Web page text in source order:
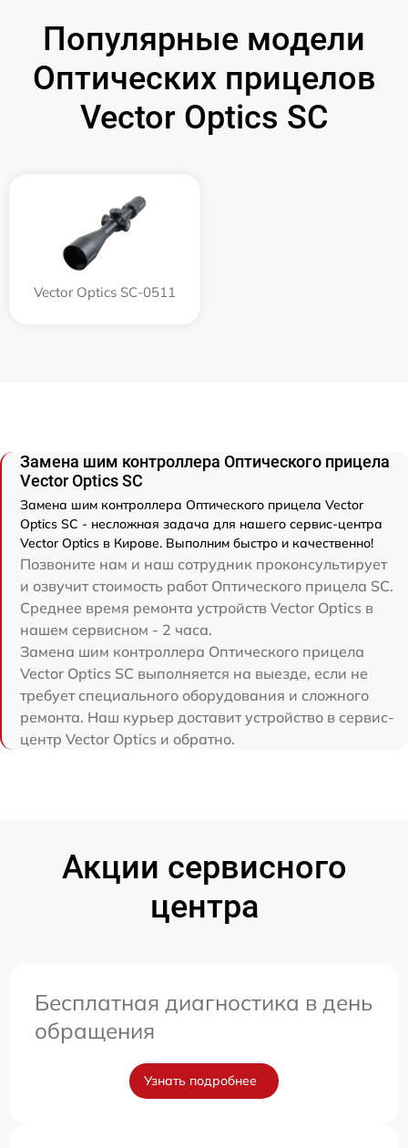
Популярные модели
Оптических прицелов
Vector Optics SC
Vector Optics SC-0511
Замена шим контроллера Оптического прицела
Vector Optics SC
Замена шим контроллера Оптического прицела Vector
Optics SC - несложная задача для нашего сервис-центра
Vector Optics в Кирове. Выполним быстро и качественно!
Позвоните нам и наш сотрудник проконсультирует
и озвучит стоимость работ Оптического прицела SC.
Среднее время ремонта устройств Vector Optics в
нашем сервисном - 2 часа.
Замена шим контроллера Оптического прицела
Vector Optics SC выполняется на выезде, если не
требует специального оборудования и сложного
ремонта. Наш курьер доставит устройство в сервис-
центр Vector Optics и обратно.
Акции сервисного
центра
Бесплатная диагностика в день
обращения
Узнать подробнее